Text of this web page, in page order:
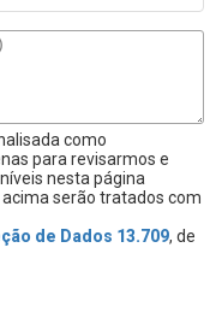
como
para revisarmos e
nesta página
serão tratados com
de Dados 13.709, de